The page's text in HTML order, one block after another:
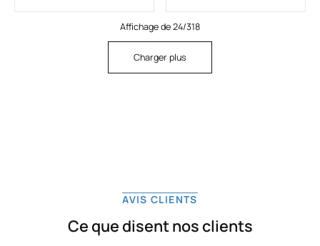
Affichage de 24/318
Charger plus
AVIS CLIENTS
Ce que disent nos clients